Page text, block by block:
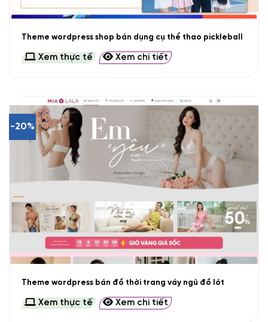
Theme wordpress shop bán dụng cụ thể thao pickleball
Xem thực tế Xem chi tiết
-20%
Theme wordpress bán đồ thời trang váy ngủ đồ lót
Xem thực tế Xem chi tiết